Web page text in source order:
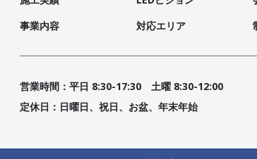
事業内容
対応エリア
営業時間：平日 8:30-17:30 土曜 8:30-12:00
定休日：日曜日、祝日、お盆、年末年始